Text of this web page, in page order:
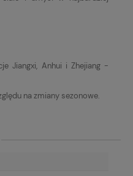
Jiangxi, Anhui i Zhejiang -
na zmiany sezonowe.